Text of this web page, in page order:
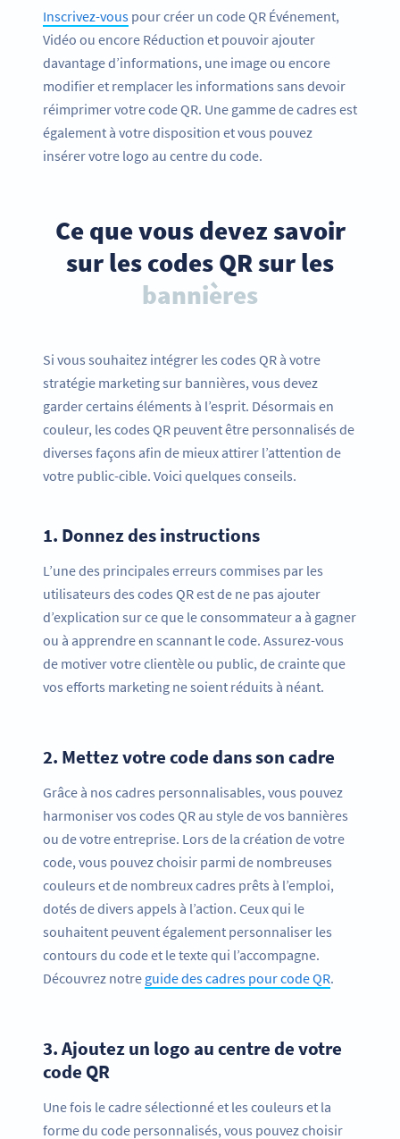
Inscrivez-vous pour créer un code QR Événement,
Vidéo ou encore Réduction et pouvoir ajouter
davantage d’informations, une image ou encore
modifier et remplacer les informations sans devoir
réimprimer votre code QR. Une gamme de cadres est
également à votre disposition et vous pouvez
insérer votre logo au centre du code.
Ce que vous devez savoir
sur les codes QR sur les
bannières
Si vous souhaitez intégrer les codes QR à votre
stratégie marketing sur bannières, vous devez
garder certains éléments à l’esprit. Désormais en
couleur, les codes QR peuvent être personnalisés de
diverses façons afin de mieux attirer l’attention de
votre public-cible. Voici quelques conseils.
1. Donnez des instructions
L’une des principales erreurs commises par les
utilisateurs des codes QR est de ne pas ajouter
d’explication sur ce que le consommateur a à gagner
ou à apprendre en scannant le code. Assurez-vous
de motiver votre clientèle ou public, de crainte que
vos efforts marketing ne soient réduits à néant.
2. Mettez votre code dans son cadre
Grâce à nos cadres personnalisables, vous pouvez
harmoniser vos codes QR au style de vos bannières
ou de votre entreprise. Lors de la création de votre
code, vous pouvez choisir parmi de nombreuses
couleurs et de nombreux cadres prêts à l’emploi,
dotés de divers appels à l’action. Ceux qui le
souhaitent peuvent également personnaliser les
contours du code et le texte qui l’accompagne.
Découvrez notre guide des cadres pour code QR.
3.Ajoutez un logo au centre de votre
code QR
Une fois le cadre sélectionné et les couleurs et la
forme du code personnalisés, vous pouvez choisir